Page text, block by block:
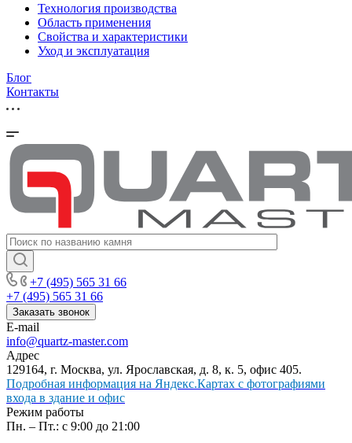
Технология производства
Область применения
Свойства и характеристики
Уход и эксплуатация
Блог
Контакты
+7 (495) 565 31 66
+7 (495) 565 31 66
Заказать звонок
E-mail
info@quartz-master.com
Адрес
129164, г. Москва, ул. Ярославская, д. 8, к. 5, офис 405.
Подробная информация на Яндекс.Картах с фотографиями
входа в здание и офис
Режим работы
Пн. – Пт.: с 9:00 до 21:00